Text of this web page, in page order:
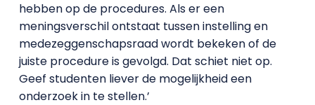
hebben op de procedures. Als er een
meningsverschil ontstaat tussen instelling en
medezeggenschapsraad wordt bekeken of de
juiste procedure is gevolgd. Dat schiet niet op.
Geef studenten liever de mogelijkheid een
onderzoek in te stellen.’